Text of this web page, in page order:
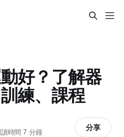
好？了解器
練、課程
時間 7 分鐘 分享